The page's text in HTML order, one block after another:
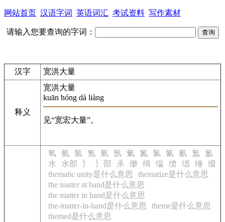
网站首页 汉语字词 英语词汇 考试资料 写作素材
请输入您要查询的字词：
汉字 宽洪大量
释义
宽洪大量
kuān hóng dà liàng
见“宽宏大量”。
氧 氨 氩 氪 氫 氬 氭 氮 氯 氰 氱 氲
氳
水
水部 氵 氵部 氶 缈 缉 缊 缋 缌 缍 缎
thematic unity是什么意思
thematize是什么意思
the matter at hand是什么意思
the matter in hand是什么意思
the-matter-in-hand是什么意思
theme是什么意思
themed是什么意思